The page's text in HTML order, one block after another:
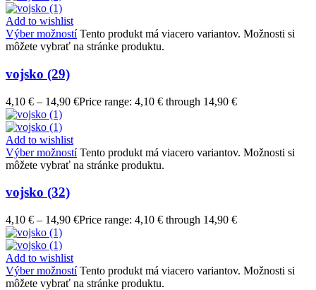
Add to wishlist
Výber možností Tento produkt má viacero variantov. Možnosti si
môžete vybrať na stránke produktu.
vojsko (29)
4,10 € – 14,90 €Price range: 4,10 € through 14,90 €
Add to wishlist
Výber možností Tento produkt má viacero variantov. Možnosti si
môžete vybrať na stránke produktu.
vojsko (32)
4,10 € – 14,90 €Price range: 4,10 € through 14,90 €
Add to wishlist
Výber možností Tento produkt má viacero variantov. Možnosti si
môžete vybrať na stránke produktu.